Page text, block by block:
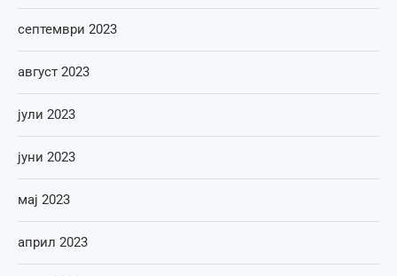
септември 2023
август 2023
јули 2023
јуни 2023
мај 2023
април 2023